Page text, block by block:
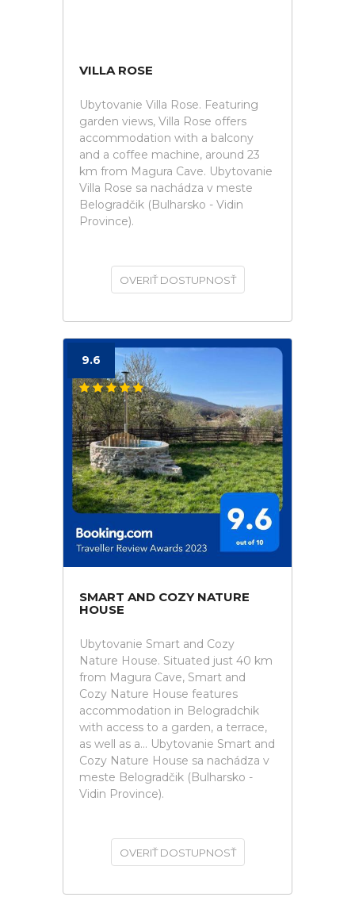
VILLA ROSE
Ubytovanie Villa Rose. Featuring
garden views, Villa Rose offers
accommodation with a balcony
and a coffee machine, around 23
km from Magura Cave. Ubytovanie
Villa Rose sa nachádza v meste
Belogradčik (Bulharsko - Vidin
Province).
OVERIŤ DOSTUPNOSŤ
9.6
SMART AND COZY NATURE
HOUSE
Ubytovanie Smart and Cozy
Nature House. Situated just 40 km
from Magura Cave, Smart and
Cozy Nature House features
accommodation in Belogradchik
with access to a garden, a terrace,
as well as a... Ubytovanie Smart and
Cozy Nature House sa nachádza v
meste Belogradčik (Bulharsko -
Vidin Province).
OVERIŤ DOSTUPNOSŤ